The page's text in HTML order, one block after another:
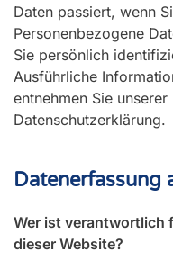
Daten passiert, wenn
Personenbezogene
Sie persönlich
Ausführliche
entnehmen Sie
Datenschutzerklärung.
Datenerfassung
Wer ist verantwortlich
dieser Website?